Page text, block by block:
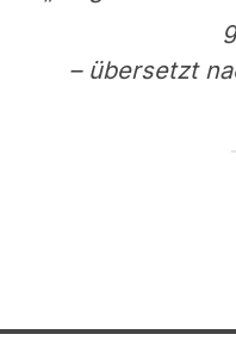
– übersetzt